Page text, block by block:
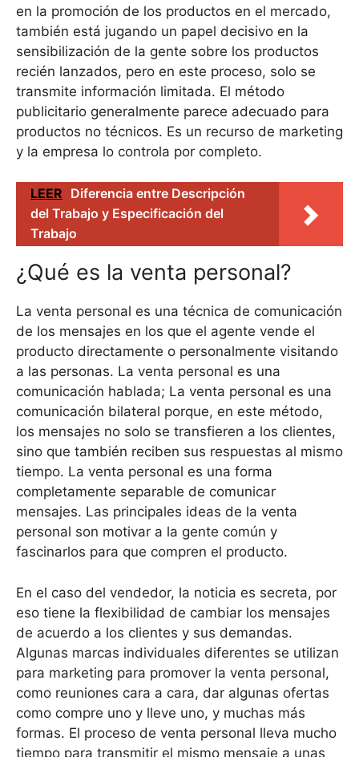
en la promoción de los productos en el mercado,
también está jugando un papel decisivo en la
sensibilización de la gente sobre los productos
recién lanzados, pero en este proceso, solo se
transmite información limitada. El método
publicitario generalmente parece adecuado para
productos no técnicos. Es un recurso de marketing
y la empresa lo controla por completo.
LEER Diferencia entre Descripción
del Trabajo y Especificación del
Trabajo
¿Qué es la venta personal?
La venta personal es una técnica de comunicación
de los mensajes en los que el agente vende el
producto directamente o personalmente visitando
a las personas. La venta personal es una
comunicación hablada; La venta personal es una
comunicación bilateral porque, en este método,
los mensajes no solo se transfieren a los clientes,
sino que también reciben sus respuestas al mismo
tiempo. La venta personal es una forma
completamente separable de comunicar
mensajes. Las principales ideas de la venta
personal son motivar a la gente común y
fascinarlos para que compren el producto.
En el caso del vendedor, la noticia es secreta, por
eso tiene la flexibilidad de cambiar los mensajes
de acuerdo a los clientes y sus demandas.
Algunas marcas individuales diferentes se utilizan
para marketing para promover la venta personal,
como reuniones cara a cara, dar algunas ofertas
como compre uno y lleve uno, y muchas más
formas. El proceso de venta personal lleva mucho
tiempo para transmitir el mismo mensaje a unas